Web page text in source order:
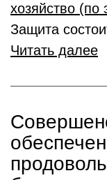
хозяйство (по
Защита
Читать далее